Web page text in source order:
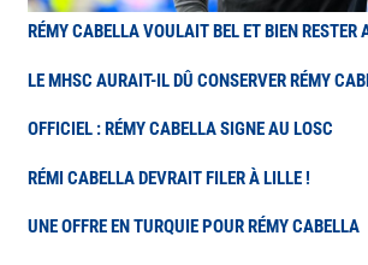
RÉMY CABELLA VOULAIT BEL ET BIEN RESTER
LE MHSC AURAIT-IL DÛ CONSERVER RÉMY
OFFICIEL : RÉMY CABELLA SIGNE AU LOSC
RÉMI CABELLA DEVRAIT FILER À LILLE !
UNE OFFRE EN TURQUIE POUR RÉMY CABELLA